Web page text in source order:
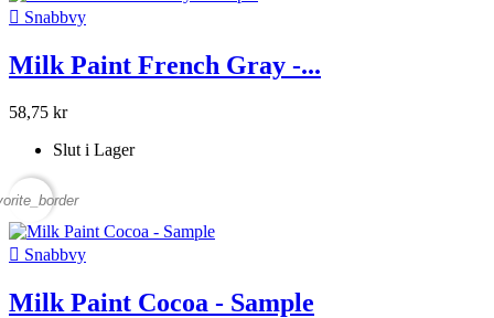
 Snabbvy
Milk Paint French Gray -...
58,75 kr
Slut i Lager
 Snabbvy
Milk Paint Cocoa - Sample